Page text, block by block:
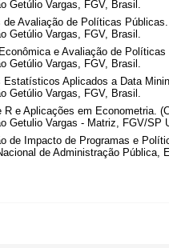
Getúlio Vargas, FGV, Brasil.
de Avaliação de Políticas
Getúlio Vargas, FGV, Brasil.
e Avaliação de Políticas
Getúlio Vargas, FGV, Brasil.
Estatísticos Aplicados a Data
Getúlio Vargas, FGV, Brasil.
R e Aplicações em Econometria.
Getulio Vargas - Matriz, FGV/SP
de Impacto de Programas e
de Administração Pública,